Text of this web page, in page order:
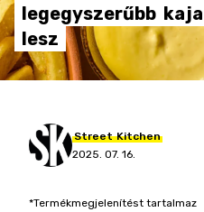
legegyszerűbb kaja
lesz
Street Kitchen
2025. 07. 16.
*Termékmegjelenítést tartalmaz